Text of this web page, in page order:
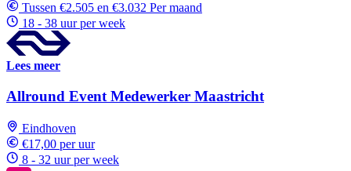
Tussen €2.505 en €3.032 Per maand
18 - 38 uur per week
Lees meer
Allround Event Medewerker Maastricht
Eindhoven
€17,00 per uur
8 - 32 uur per week